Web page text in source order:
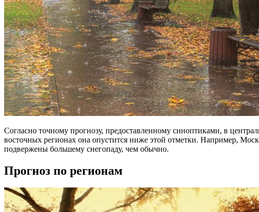
Согласно точному прогнозу, предоставленному синоптиками, в
восточных регионах она опустится ниже этой отметки. Например,
подвержены большему снегопаду, чем обычно.
Прогноз по регионам